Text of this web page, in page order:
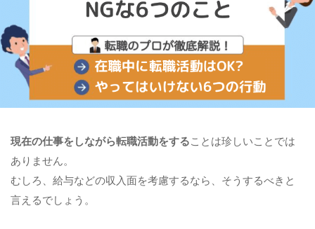
現在の仕事をしながら転職活動をすることは珍しいことでは
ありません。
むしろ、給与などの収入面を考慮するなら、そうするべきと
言えるでしょう。